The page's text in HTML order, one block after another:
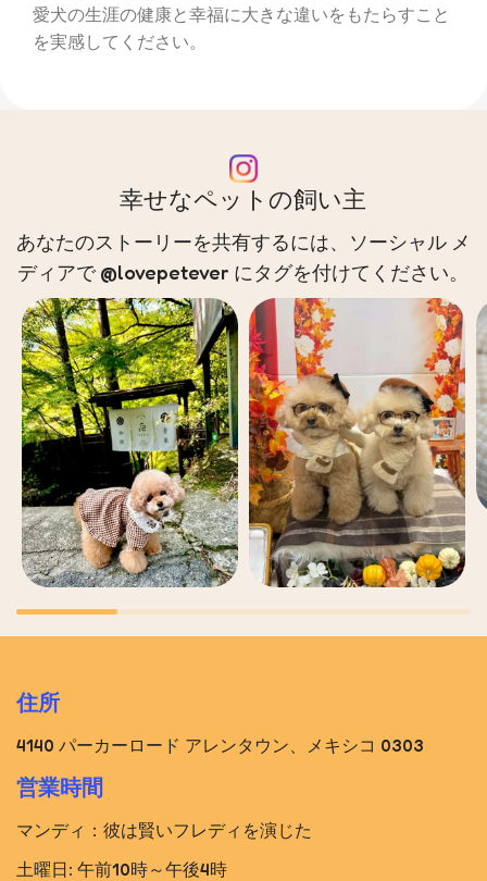
愛犬の生涯の健康と幸福に大きな違いをもたらすこと
を実感してください。
幸せなペットの飼い主
あなたのストーリーを共有するには、ソーシャル メ
ディアで @lovepetever にタグを付けてください。
住所
4140 パーカーロード アレンタウン、メキシコ 0303
営業時間
マンディ：彼は賢いフレディを演じた
土曜日: 午前10時～午後4時